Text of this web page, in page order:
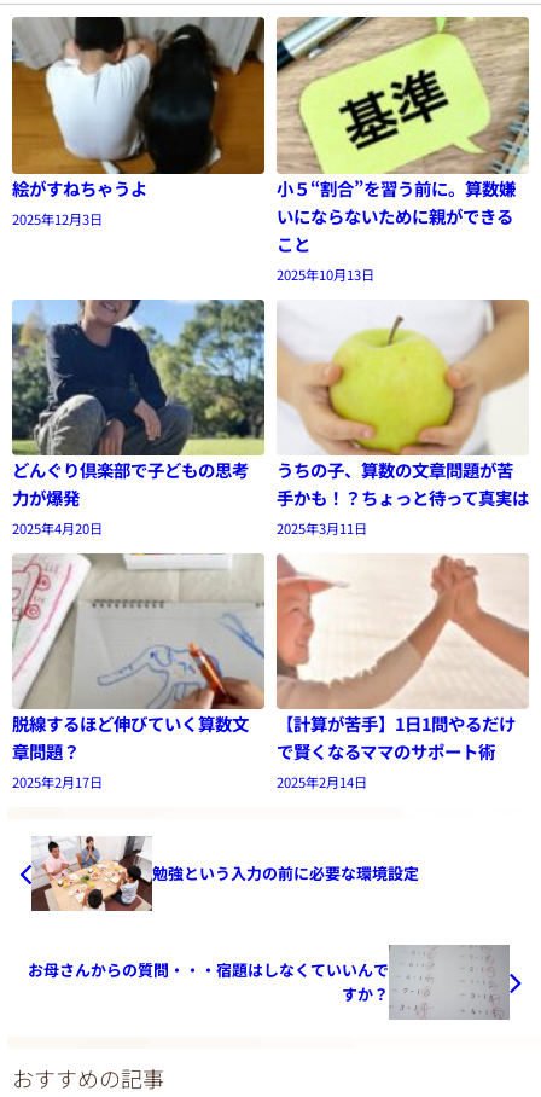
絵がすねちゃうよ
2025年12月3日
小５“割合”を習う前に。算数嫌
いにならないために親ができる
こと
2025年10月13日
どんぐり倶楽部で子どもの思考
力が爆発
2025年4月20日
うちの子、算数の文章問題が苦
手かも！？ちょっと待って真実は
2025年3月11日
脱線するほど伸びていく算数文
章問題？
2025年2月17日
【計算が苦手】1日1問やるだけ
で賢くなるママのサポート術
2025年2月14日
勉強という入力の前に必要な環境設定
お母さんからの質問・・・宿題はしなくていいんで
すか？
おすすめの記事